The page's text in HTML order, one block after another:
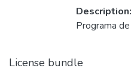
Description:
Programa
License bundle